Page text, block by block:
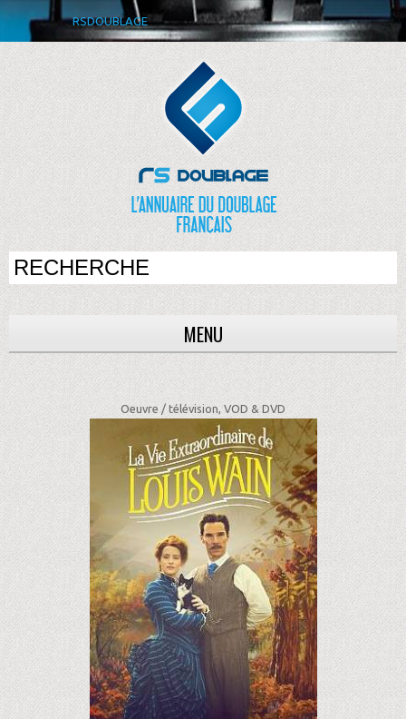
RSDOUBLAGE
MENU
Oeuvre / télévision, VOD & DVD